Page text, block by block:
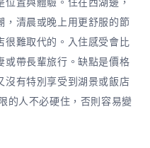
置與體驗。住在西湖邊，
，清晨或晚上用更舒服的節
很難取代的。入住感受會比
或帶長輩旅行。缺點是價格
沒有特別享受到湖景或飯店
的人不必硬住，否則容易變